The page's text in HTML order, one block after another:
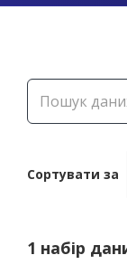
Сортувати за
1 набір